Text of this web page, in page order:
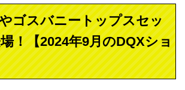
ゴスバニートップスセッ
！【2024年9月のDQXショ